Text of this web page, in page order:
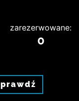
zarezerwowane:
0